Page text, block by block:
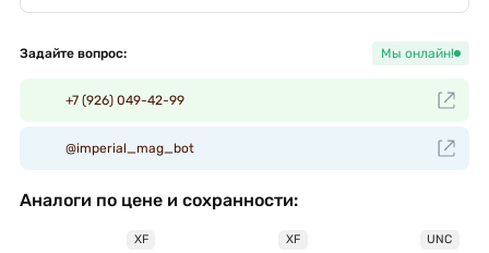
Задайте вопрос: Мы онлайн!
+7 (926) 049-42-99
@imperial_mag_bot
Аналоги по цене и сохранности:
XF XF UNC